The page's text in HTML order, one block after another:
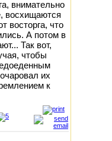
внимательно
восхищаются
восторга, что
А потом в
Так вот,
чтобы
их
к